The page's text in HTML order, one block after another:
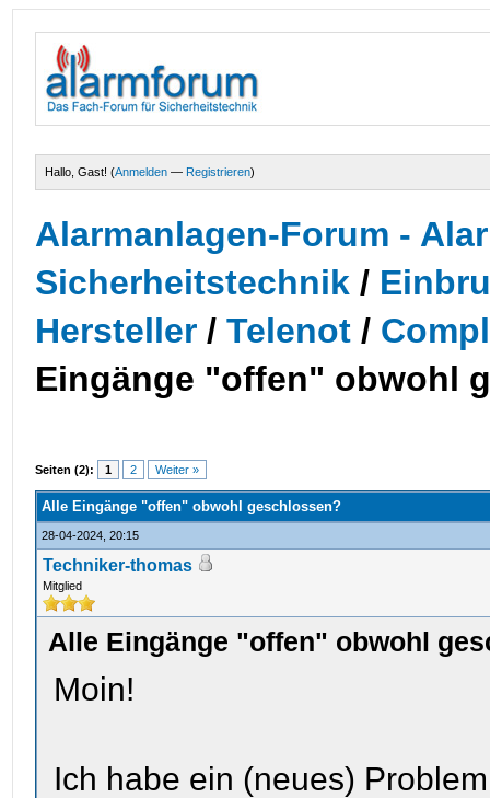
Hallo, Gast! (Anmelden — Registrieren)
Alarmanlagen-Forum -
Sicherheitstechnik /
Hersteller/Telenot /
Eingänge "offen" obwohl
Seiten (2): 1 2 Weiter »
Alle Eingänge "offen" obwohl geschlossen?
28-04-2024, 20:15
Techniker-thomas
Mitglied
Alle Eingänge "offen" obwohl
Moin!
Ich habe ein (neues)